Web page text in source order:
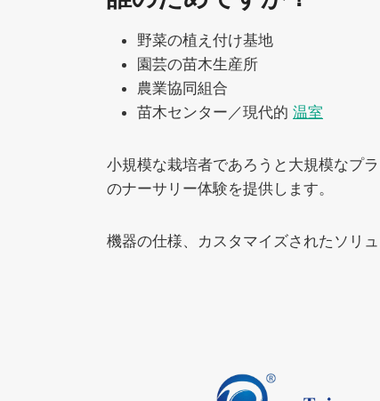
野菜の植え付け基地
園芸の苗木生産所
農業協同組合
苗木センター／現代的 温室
小規模な栽培者であろうと大規模なプ
のナーサリー体験を提供します。
機器の仕様、カスタマイズされたソリ